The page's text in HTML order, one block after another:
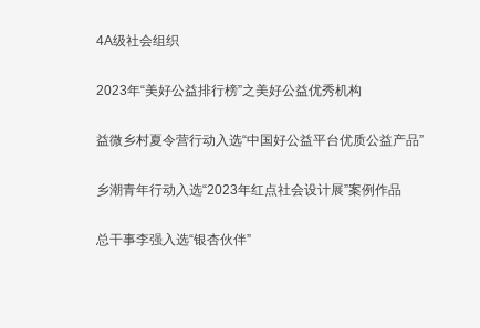
4A级社会组织
2023年“美好公益排行榜”之美好公益优秀机构
益微乡村夏令营行动入选“中国好公益平台优质公益产品”
乡潮青年行动入选“2023年红点社会设计展”案例作品
总干事李强入选“银杏伙伴”